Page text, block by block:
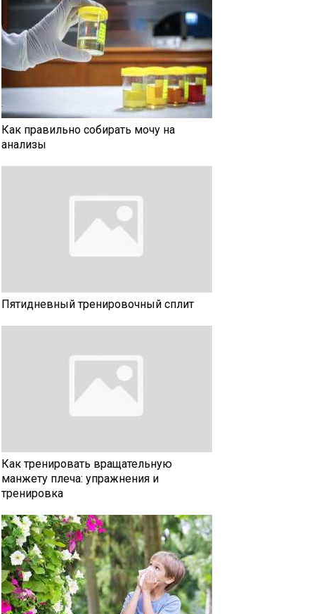
Как правильно собирать мочу на
анализы
Пятидневный тренировочный сплит
Как тренировать вращательную
манжету плеча: упражнения и
тренировка